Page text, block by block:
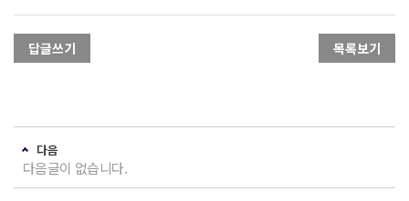
답글쓰기 목록보기
다음
다음글이 없습니다.